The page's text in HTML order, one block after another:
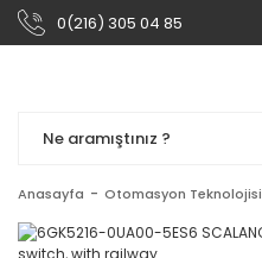
0(216) 305 04 85
Anasayfa Otomasyon Teknolojisi